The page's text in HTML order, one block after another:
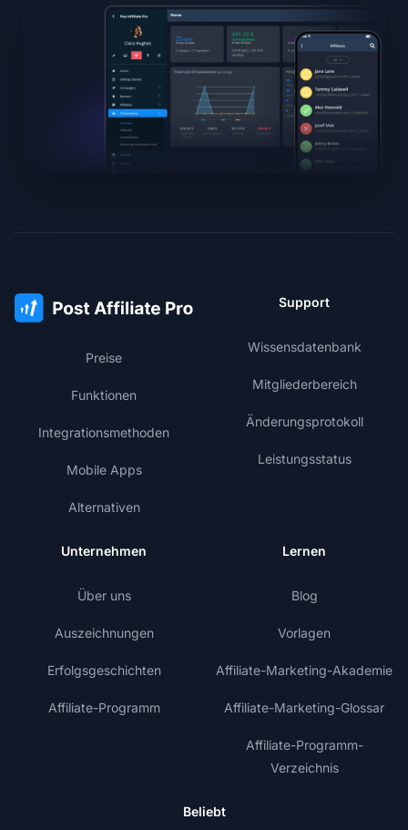
Preise
Funktionen
Integrationsmethoden
Mobile Apps
Alternativen
Support
Wissensdatenbank
Mitgliederbereich
Änderungsprotokoll
Leistungsstatus
Unternehmen
Über uns
Auszeichnungen
Erfolgsgeschichten
Affiliate-Programm
Lernen
Blog
Vorlagen
Affiliate-Marketing-Akademie
Affiliate-Marketing-Glossar
Affiliate-Programm-
Verzeichnis
Beliebt